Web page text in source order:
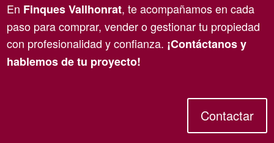
En Finques Vallhonrat, te acompañamos en cada
paso para comprar, vender o gestionar tu propiedad
con profesionalidad y confianza. ¡Contáctanos y
hablemos de tu proyecto!
Contactar